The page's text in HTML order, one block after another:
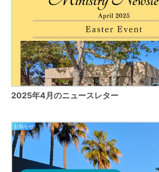
2025年4月のニュースレター
お知らせ